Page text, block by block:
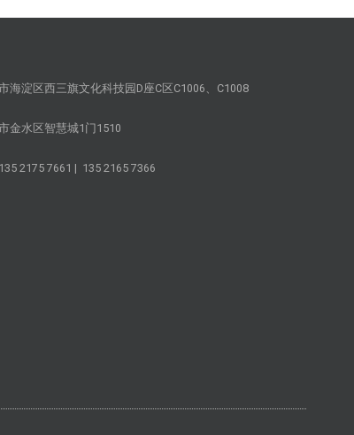
海淀区西三旗文化科技园D座C区C1006、C1008
金水区智慧城1门1510
135 2175 7661 | 135 2165 7366